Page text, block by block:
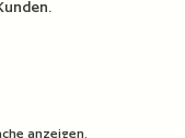
anzeigen.